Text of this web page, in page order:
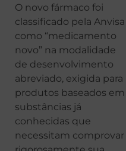
O novo fármaco foi
classificado pela Anvisa
como “medicamento
novo” na modalidade
de desenvolvimento
abreviado, exigida para
produtos baseados em
substâncias já
conhecidas que
necessitam comprovar